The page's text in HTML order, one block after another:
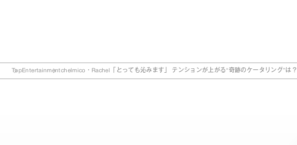
TopEntertainmentchelmico・Rachel「とっても沁みます」 テンションが上がる“奇跡のケータリング”は？